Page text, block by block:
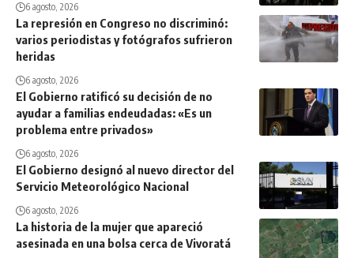
6 agosto, 2026
La represión en Congreso no discriminó:
varios periodistas y fotógrafos sufrieron
heridas
6 agosto, 2026
El Gobierno ratificó su decisión de no
ayudar a familias endeudadas: «Es un
problema entre privados»
6 agosto, 2026
El Gobierno designó al nuevo director del
Servicio Meteorológico Nacional
6 agosto, 2026
La historia de la mujer que apareció
asesinada en una bolsa cerca de Vivoratá